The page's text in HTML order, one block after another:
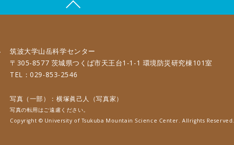
筑波大学山岳科学センター
〒305-8577 茨城県つくば市天王台1-1-1 環境防災研究棟101室
TEL：029-853-2546
写真（一部）：横塚眞己人（写真家）
写真の転用はご遠慮ください。
Copyright © University of Tsukuba Mountain Science Center. Allrights Reserved.